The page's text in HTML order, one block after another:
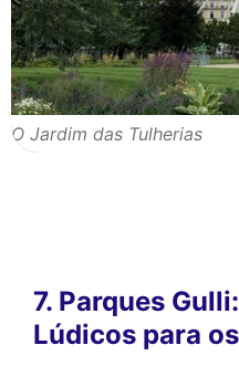
O Jardim das Tulherias
7. Parques
Lúdicos para